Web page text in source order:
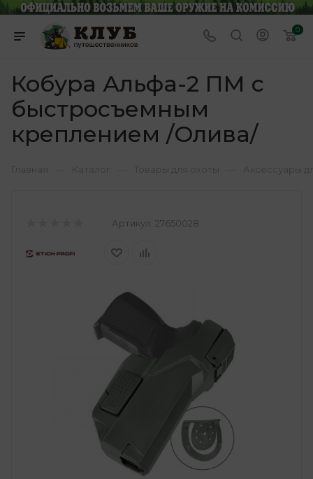
0
Кобура Альфа-2 ПМ с
быстросъемным
креплением /Олива/
Артикул: 27650028